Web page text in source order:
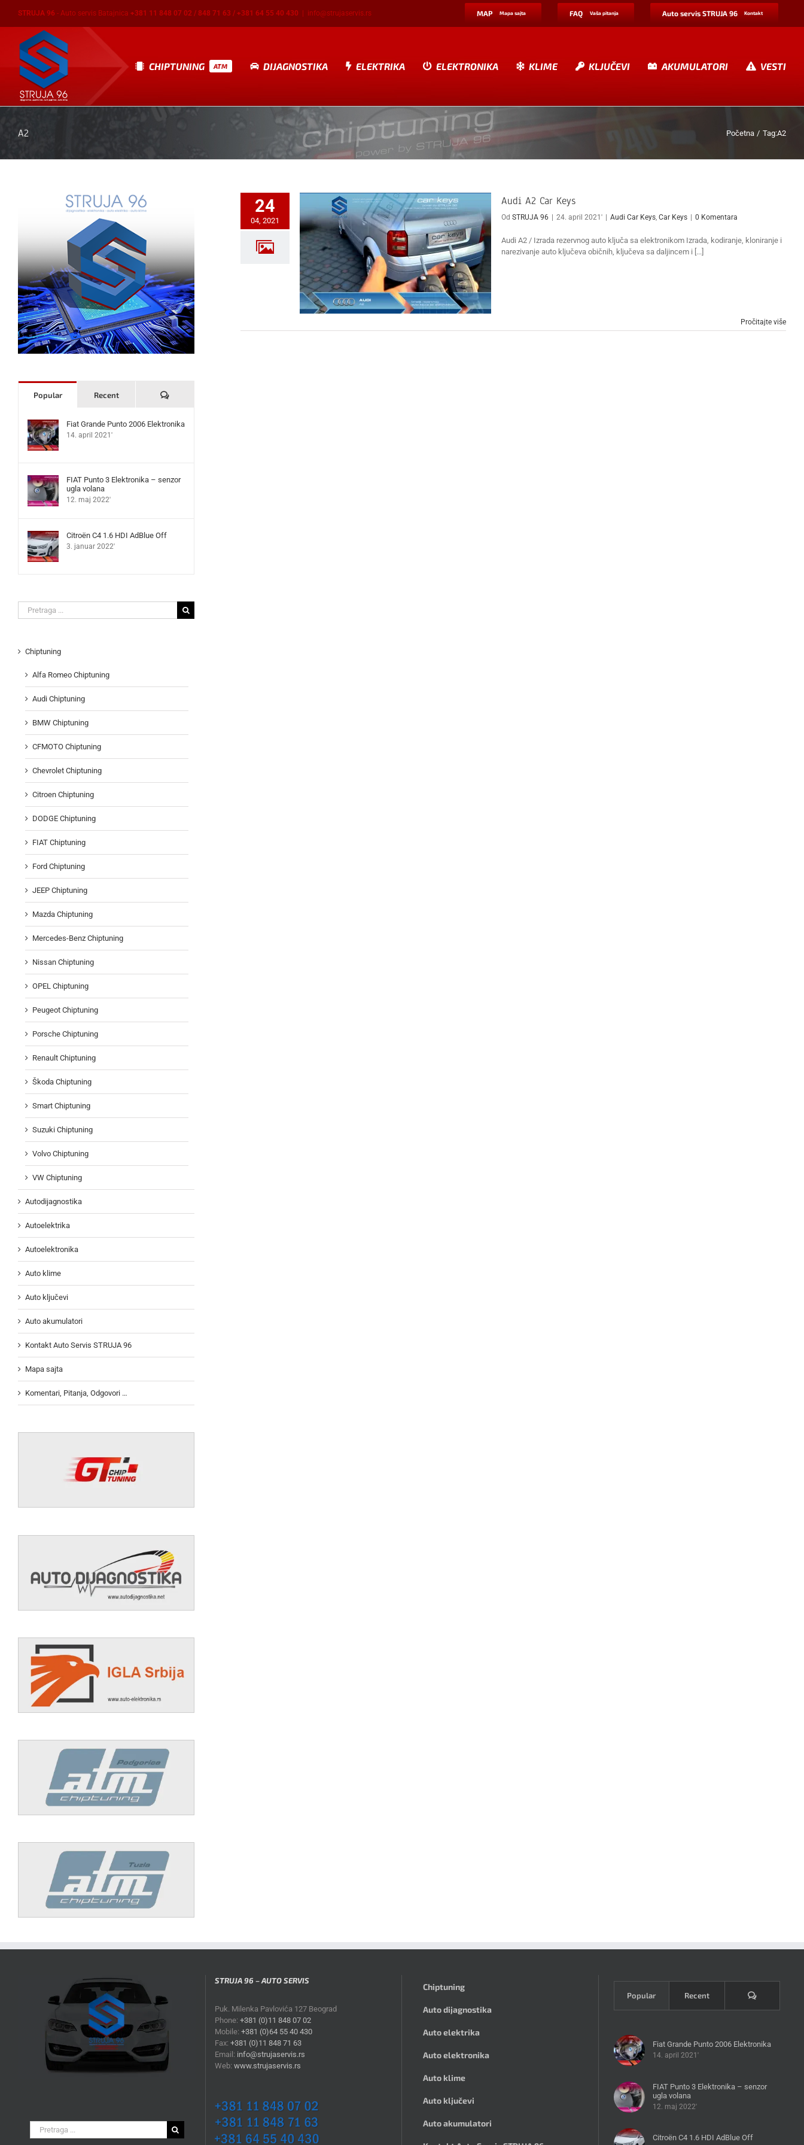
content
STRUJA 96 - Auto servis Batajnica +381 11 848 07 02 / 848 71 63 / +381 64 55 40 430 info@strujaservis.rs MAP Mapa sajta FAQ Vaša pitanja Auto servis STRUJA 96 Kontakt
CHIPTUNING ATM DIJAGNOSTIKA ELEKTRIKA ELEKTRONIKA KLIME KLJUČEVI AKUMULATORI VESTI
A2 Početna Tag:A2
24
04, 2021
Audi A2 Car Keys
OdSTRUJA 96 24. april 2021' Audi Car Keys,Car Keys 0 Komentara
Audi A2 / Izrada rezervnog auto ključa sa elektronikom Izrada, kodiranje, kloniranje i
narezivanje auto ključeva običnih, ključeva sa daljincem i [...]
Pročitajte više
Popular Recent Komentari
Fiat Grande Punto 2006 Elektronika
14. april 2021'
FIAT Punto 3 Elektronika – senzor
ugla volana
12. maj 2022'
Citroën C4 1.6 HDI AdBlue Off
3. januar 2022'
Search
for:
Chiptuning
Alfa Romeo Chiptuning
Audi Chiptuning
BMW Chiptuning
CFMOTO Chiptuning
Chevrolet Chiptuning
Citroen Chiptuning
DODGE Chiptuning
FIAT Chiptuning
Ford Chiptuning
JEEP Chiptuning
Mazda Chiptuning
Mercedes-Benz Chiptuning
Nissan Chiptuning
OPEL Chiptuning
Peugeot Chiptuning
Porsche Chiptuning
Renault Chiptuning
Škoda Chiptuning
Smart Chiptuning
Suzuki Chiptuning
Volvo Chiptuning
VW Chiptuning
Autodijagnostika
Autoelektrika
Autoelektronika
Auto klime
Auto ključevi
Auto akumulatori
Kontakt Auto Servis STRUJA 96
Mapa sajta
Komentari, Pitanja, Odgovori …
Search
for:
STRUJA 96 – AUTO SERVIS
Puk. Milenka Pavlovića 127 Beograd
Phone: +381 (0)11 848 07 02
Mobile: +381 (0)64 55 40 430
Fax: +381 (0)11 848 71 63
Email: info@strujaservis.rs
Web: www.strujaservis.rs
Chiptuning
Auto dijagnostika
Auto elektrika
Auto elektronika
Auto klime
Auto ključevi
Auto akumulatori
Popular Recent Komentari
Fiat Grande Punto 2006 Elektronika
14. april 2021'
FIAT Punto 3 Elektronika – senzor
ugla volana
12. maj 2022'
Citroën C4 1.6 HDI AdBlue Off